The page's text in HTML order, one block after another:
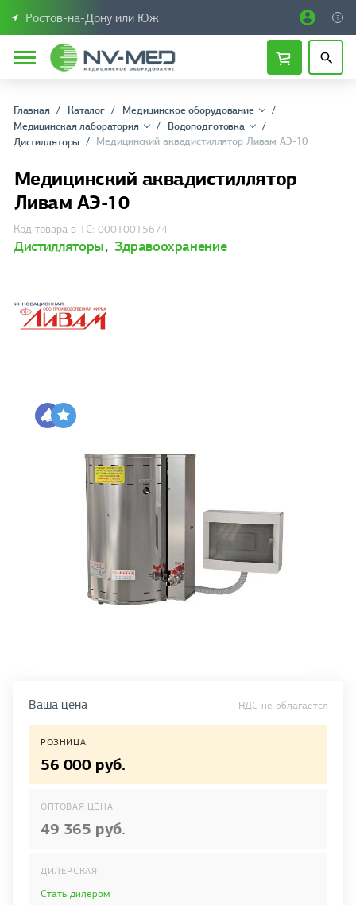
Ростов-на-Дону или Южный Федеральный округ
Главная Каталог
Медицинское оборудование
Медицинская лаборатория
Водоподготовка
Дистилляторы
Медицинский аквадистиллятор Ливам АЭ-10
Медицинский аквадистиллятор
Ливам АЭ-10
Код товара в 1С: 00010015674
Дистилляторы, Здравоохранение
Ваша цена НДС не облагается
РОЗНИЦА
56 000 руб.
ОПТОВАЯ ЦЕНА
49 365 руб.
ДИЛЕРСКАЯ
Стать дилером